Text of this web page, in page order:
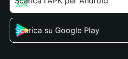
Scarica su Google Play